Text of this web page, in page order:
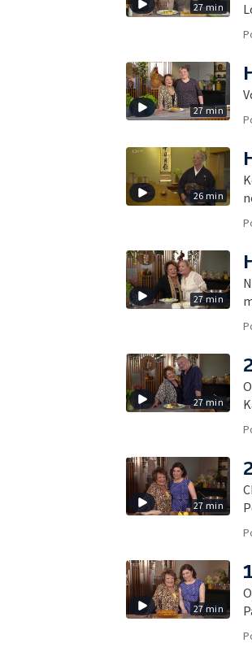
27 min
27 min
26 min
27 min
27 min
27 min
27 min